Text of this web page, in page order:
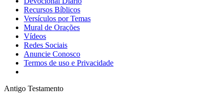
Recursos Bíblicos
Versículos por Temas
Mural de Orações
Vídeos
Redes Sociais
Anuncie Conosco
Termos de uso e Privacidade
Antigo Testamento